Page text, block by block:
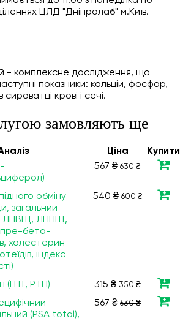
ЦЛД "Дніпролаб" м.Київ.
- комплексне дослідження, що
показники: кальцій, фосфор,
крові і сечі.
замовляють ще
Ціна
Купити
567 ₴ 630 ₴
обміну
загальний
ЛПВЩ, ЛПНЩ,
бета-
холестерин
індекс
540 ₴600 ₴
(ПТГ, PTH) 315 ₴ 350 ₴
(PSA total),
567 ₴ 630 ₴